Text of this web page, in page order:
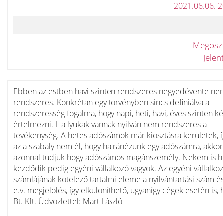
2021.06.06.
Ebben az estben havi szinten rendszeres negyedévente
rendszeres. Konkrétan egy törvényben sincs definiálva a
rendszeresség fogalma, hogy napi, heti, havi, éves szinten
értelmezni. Ha lyukak vannak nyilván nem rendszeres a
tevékenység. A hetes adószámok már kiosztásra kerületek,
az a szabaly nem él, hogy ha ránézünk egy adószámra, akkor
azonnal tudjuk hogy adószámos magánszemély. Nekem is
kezdődik pedig egyéni vállalkozó vagyok. Az egyéni
számlájának kötelező tartalmi eleme a nyilvántartási szám
e.v. megjelölés, így elkülöníthető, ugyanígy cégek esetén is,
Bt. Kft. Üdvözlettel: Mart László